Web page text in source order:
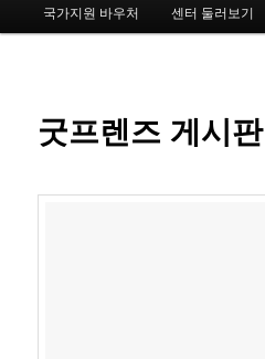
뉴
번
컨
국가지원 바우처 센터 둘러보기
굿프렌즈 게시판